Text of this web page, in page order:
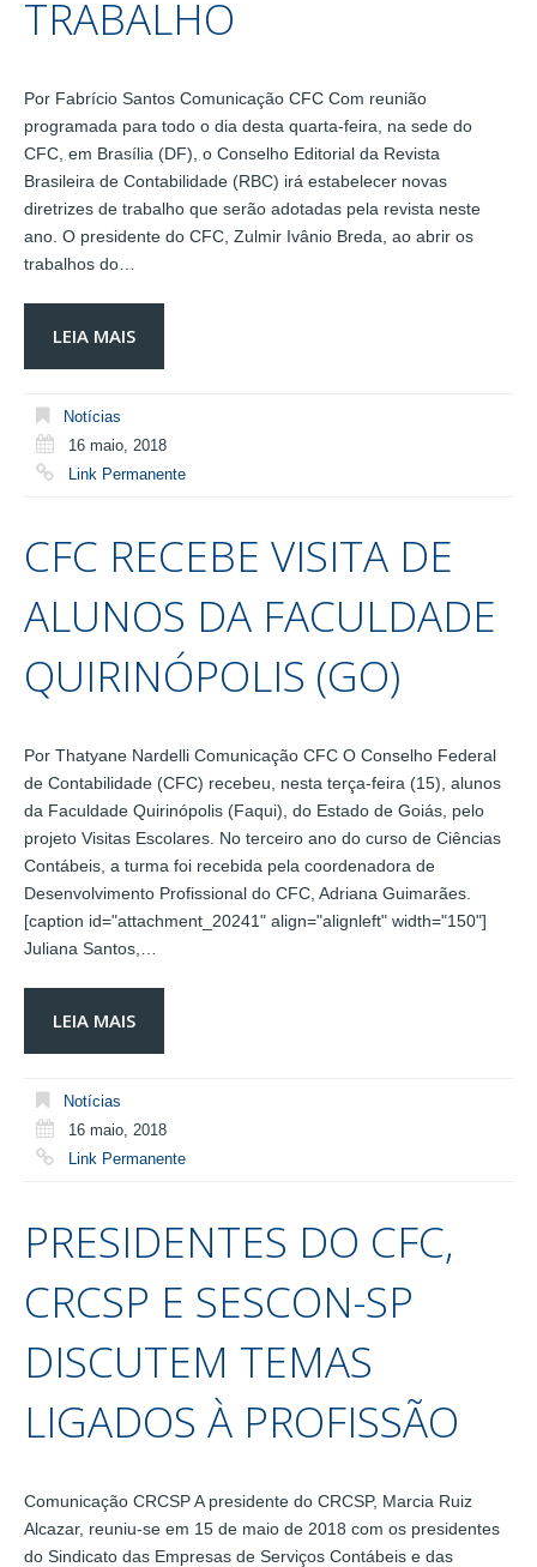
TRABALHO
Por Fabrício Santos Comunicação CFC Com reunião
programada para todo o dia desta quarta-feira, na sede do
CFC, em Brasília (DF), o Conselho Editorial da Revista
Brasileira de Contabilidade (RBC) irá estabelecer novas
diretrizes de trabalho que serão adotadas pela revista neste
ano. O presidente do CFC, Zulmir Ivânio Breda, ao abrir os
trabalhos do…
LEIA MAIS
Notícias
16 maio, 2018
Link Permanente
CFC RECEBE VISITA DE
ALUNOS DA FACULDADE
QUIRINÓPOLIS (GO)
Por Thatyane Nardelli Comunicação CFC O Conselho Federal
de Contabilidade (CFC) recebeu, nesta terça-feira (15), alunos
da Faculdade Quirinópolis (Faqui), do Estado de Goiás, pelo
projeto Visitas Escolares. No terceiro ano do curso de Ciências
Contábeis, a turma foi recebida pela coordenadora de
Desenvolvimento Profissional do CFC, Adriana Guimarães.
[caption id="attachment_20241" align="alignleft" width="150"]
Juliana Santos,…
LEIA MAIS
Notícias
16 maio, 2018
Link Permanente
PRESIDENTES DO CFC,
CRCSP E SESCON-SP
DISCUTEM TEMAS
LIGADOS À PROFISSÃO
Comunicação CRCSP A presidente do CRCSP, Marcia Ruiz
Alcazar, reuniu-se em 15 de maio de 2018 com os presidentes
do Sindicato das Empresas de Serviços Contábeis e das